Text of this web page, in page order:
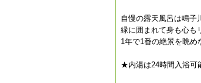
自慢の露天風呂は鳴子
緑に囲まれて身も心も
1年で1番の絶景を眺め
★内湯は24時間入浴可